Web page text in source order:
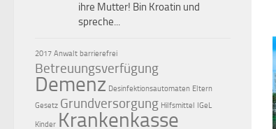
ihre Mutter! Bin Kroatin und
spreche...
2017 Anwalt barrierefrei
Betreuungsverfügung
Demenz Desinfektionsautomaten Eltern
Gesetz Grundversorgung Hilfsmittel IGeL
Kinder Krankenkasse